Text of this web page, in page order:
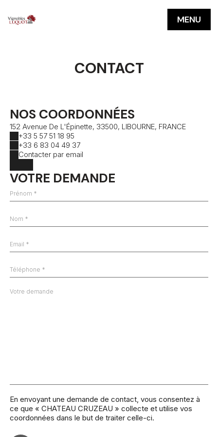
MENU
CONTACT
NOS COORDONNÉES
152 Avenue De L'Épinette, 33500, LIBOURNE, FRANCE
+33 5 57 51 18 95
+33 6 83 04 49 37
Contacter par email
VOTRE DEMANDE
En envoyant une demande de contact, vous consentez à
ce que « CHATEAU CRUZEAU » collecte et utilise vos
coordonnées dans le but de traiter celle-ci.